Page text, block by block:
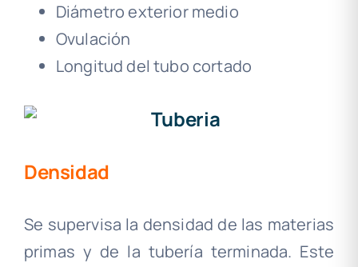
Diámetro exterior medio
Ovulación
Longitud del tubo cortado
Densidad
Se supervisa la densidad de las materias
primas y de la tubería terminada. Este